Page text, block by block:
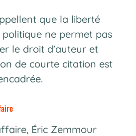
que la liberté
politique ne permet pas
le droit d’auteur et
de courte citation est
Éric Zemmour